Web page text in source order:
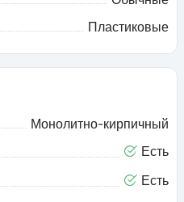
Пластиковые
Монолитно-кирпичный
Есть
Есть